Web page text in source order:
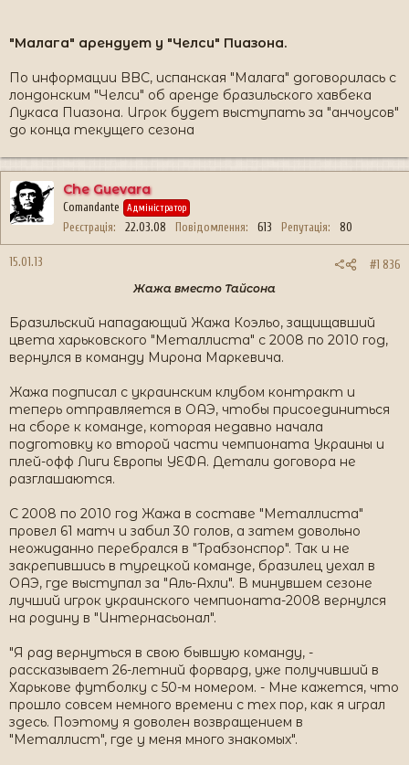
"Малага" арендует у "Челси" Пиазона.
По информации BBC, испанская "Малага" договорилась с
лондонским "Челси" об аренде бразильского хавбека
Лукаса Пиазона. Игрок будет выступать за "анчоусов"
до конца текущего сезона
Che Guevara
Comandante Адміністратор
Реєстрація 22.03.08 Повідомлення 613 Репутація 80
15.01.13
#1 836
Жажа вместо Тайсона
Бразильский нападающий Жажа Коэльо, защищавший
цвета харьковского "Металлиста" с 2008 по 2010 год,
вернулся в команду Мирона Маркевича.
Жажа подписал с украинским клубом контракт и
теперь отправляется в ОАЭ, чтобы присоединиться
на сборе к команде, которая недавно начала
подготовку ко второй части чемпионата Украины и
плей-офф Лиги Европы УЕФА. Детали договора не
разглашаются.
С 2008 по 2010 год Жажа в составе "Металлиста"
провел 61 матч и забил 30 голов, а затем довольно
неожиданно перебрался в "Трабзонспор". Так и не
закрепившись в турецкой команде, бразилец уехал в
ОАЭ, где выступал за "Аль-Ахли". В минувшем сезоне
лучший игрок украинского чемпионата-2008 вернулся
на родину в "Интернасьонал".
"Я рад вернуться в свою бывшую команду, -
рассказывает 26-летний форвард, уже получивший в
Харькове футболку с 50-м номером. - Мне кажется, что
прошло совсем немного времени с тех пор, как я играл
здесь. Поэтому я доволен возвращением в
"Металлист", где у меня много знакомых".